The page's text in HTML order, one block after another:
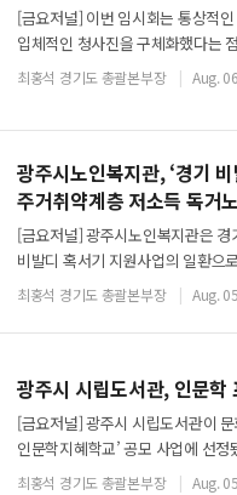
[금요저널] 이번 임시회는 통상적
입체적인 청사진을 구체화했다는
·세출 추가경정 예산안’을 의결해 민
최홍석 경기도 총괄본부장 Aug.
광주시노인복지관, ‘경기
주거취약계층 저소득 독거
[금요저널] 광주시노인복지관은
비발디 혹서기 지원사업의 일환으
전달했다고 5일 밝혔다.이번 사업
최홍석 경기도 총괄본부장 Aug.
광주시 시립도서관, 인문학
[금요저널] 광주시 시립도서관이
인문학지혜학교’ 공모 사업에 선
함양하고 문화 향유 기회를 확대하
최홍석 경기도 총괄본부장 Aug.